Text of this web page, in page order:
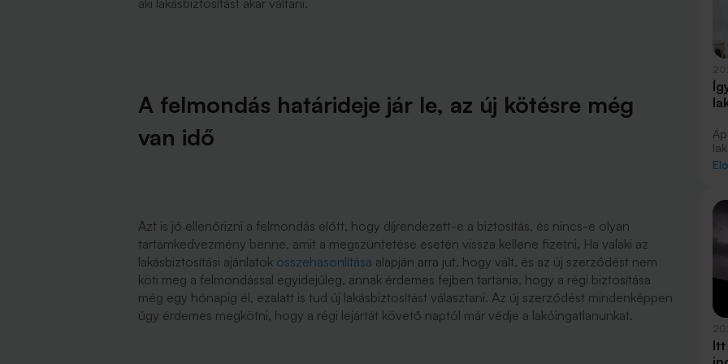
aki lakásbiztosítást akar váltani.
A felmondás határideje jár le, az új kötésre még
van idő
Azt is jó ellenőrizni a felmondás előtt, hogy díjrendezett-e a biztosítás, és nincs-e olyan
tartamkedvezmény benne, amit a megszüntetése esetén vissza kellene fizetni. Ha valaki az
lakásbiztosítási ajánlatok összehasonlítása alapján arra jut, hogy vált, és az új szerződést nem
köti meg a felmondással egyidejűleg, annak érdemes fejben tartania, hogy a régi biztosítása
még egy hónapig él, ezalatt is tud új lakásbiztosítást választani. Az új szerződést mindenképpen
úgy érdemes megkötni, hogy a régi lejártát követő naptól már védje a lakóingatlanunkat.
Itt